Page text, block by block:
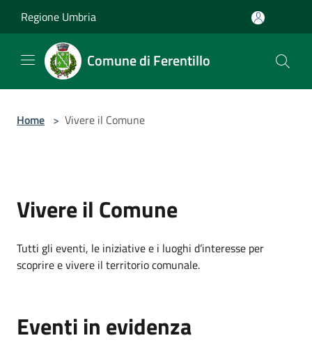
Regione Umbria
Comune di Ferentillo
Home > Vivere il Comune
Vivere il Comune
Tutti gli eventi, le iniziative e i luoghi d’interesse per
scoprire e vivere il territorio comunale.
Eventi in evidenza